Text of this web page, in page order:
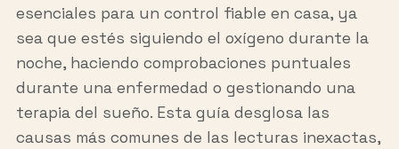
esenciales para un control fiable en casa, ya
sea que estés siguiendo el oxígeno durante la
noche, haciendo comprobaciones puntuales
durante una enfermedad o gestionando una
terapia del sueño. Esta guía desglosa las
causas más comunes de las lecturas inexactas,